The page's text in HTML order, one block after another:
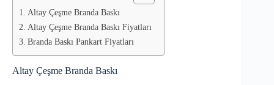
Altay Çeşme Branda Baskı
Altay Çeşme Branda Baskı Fiyatları
Branda Baskı Pankart Fiyatları
Altay Çeşme Branda Baskı